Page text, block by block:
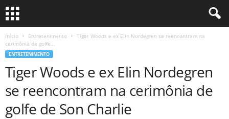
Início Entretenimento
Tiger Woods e ex Elin Nordegren se reencontram na
cerimônia de golfe...
ENTRETENIMENTO
Tiger Woods e ex Elin Nordegren
se reencontram na cerimônia de
golfe de Son Charlie